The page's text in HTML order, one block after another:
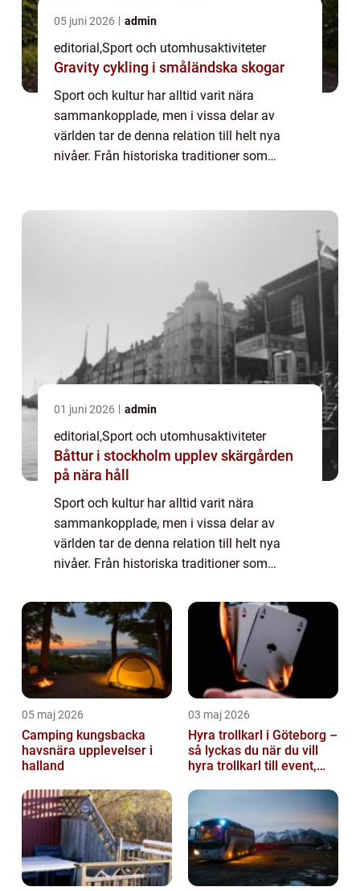
05 juni 2026 admin
editorial,Sport och utomhusaktiviteter
Gravity cykling i småländska skogar
Sport och kultur har alltid varit nära
sammankopplade, men i vissa delar av
världen tar de denna relation till helt nya
nivåer. Från historiska traditioner som
01 juni 2026 admin
editorial,Sport och utomhusaktiviteter
Båttur i stockholm upplev skärgården
på nära håll
Sport och kultur har alltid varit nära
sammankopplade, men i vissa delar av
världen tar de denna relation till helt nya
nivåer. Från historiska traditioner som
evenemang som blandar musi...
05 maj 2026
Camping kungsbacka
havsnära upplevelser i
halland
03 maj 2026
Hyra trollkarl i Göteborg –
så lyckas du när du vill
hyra trollkarl till event,